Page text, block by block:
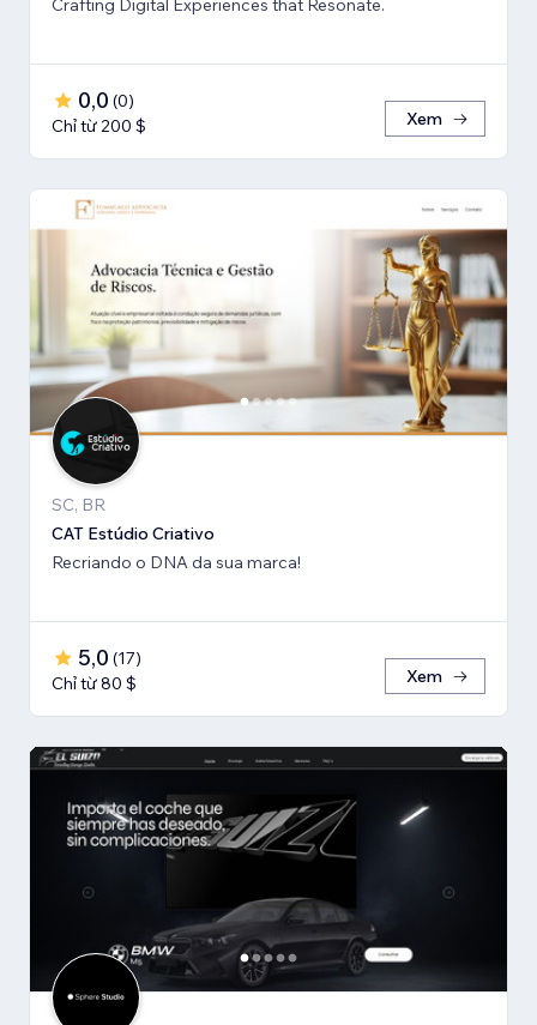
Crafting Digital Experiences that Resonate.
0,0 (0)
Chỉ từ 200 $
Xem
SC, BR
CAT Estúdio Criativo
Recriando o DNA da sua marca!
5,0 (17)
Chỉ từ 80 $
Xem